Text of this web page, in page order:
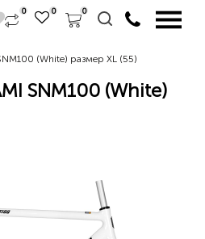
0 0 0
(White) размер XL (55)
SNM100 (White)